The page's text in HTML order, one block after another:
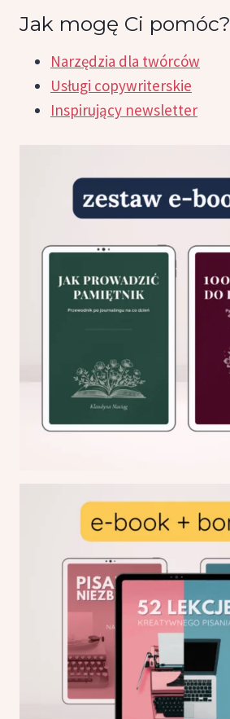
Jak mogę Ci pomóc?
Narzędzia dla twórców
Usługi copywriterskie
Inspirujący newsletter